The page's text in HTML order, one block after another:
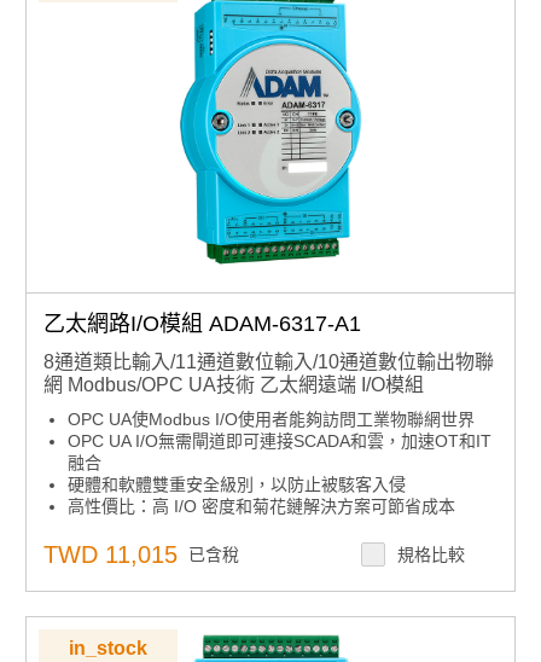
乙太網路I/O模組 ADAM-6317-A1
8通道類比輸入/11通道數位輸入/10通道數位輸出物聯
網 Modbus/OPC UA技術 乙太網遠端 I/O模組
OPC UA使Modbus I/O使用者能夠訪問工業物聯網世界
OPC UA I/O無需閘道即可連接SCADA和雲，加速OT和IT
融合
硬體和軟體雙重安全級別，以防止被駭客入侵
高性價比：高 I/O 密度和菊花鏈解決方案可節省成本
TWD 11,015 已含稅 規格比較
in_stock